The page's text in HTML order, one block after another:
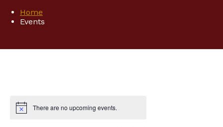
Home
Events
There are no upcoming events.